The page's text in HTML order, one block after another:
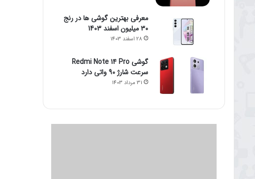
معرفی بهترین گوشی ها در رنج
۳۰ میلیون اسفند 1403
28 اسفند 1403
گوشی Redmi Note 14 Pro
سرعت شارژ 90 واتی دارد
31 مرداد 1403